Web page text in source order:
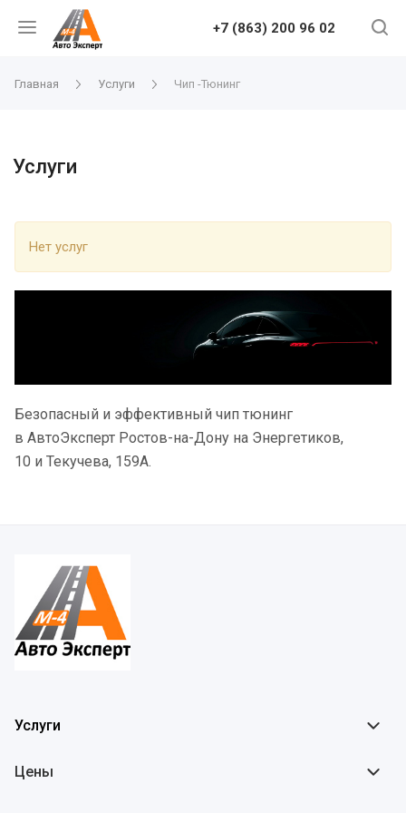
+7 (863) 200 96 02
Главная Услуги Чип -Тюнинг
Услуги
Нет услуг
Безопасный и эффективный чип тюнинг
в АвтоЭксперт Ростов-на-Дону на Энергетиков,
10 и Текучева, 159А.
Услуги
Цены